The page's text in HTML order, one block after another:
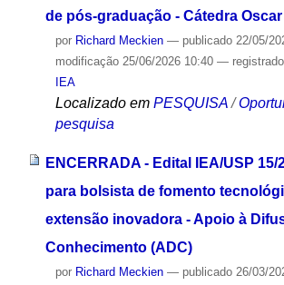
de pós-graduação - Cátedra Oscar
por Richard Meckien — publicado22/05/
modificação25/06/2026 10:40 —
IEA
Localizado em PESQUISA /
pesquisa
ENCERRADA - Edital IEA/USP 15/
para bolsista de fomento
extensão inovadora - Apoio à
Conhecimento (ADC)
por Richard Meckien — publicado26/03/